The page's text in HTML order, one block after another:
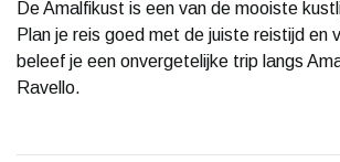
De Amalfikust is een van de mooiste
Plan je reis goed met de juiste reistijd en
beleef je een onvergetelijke trip langs
Ravello.